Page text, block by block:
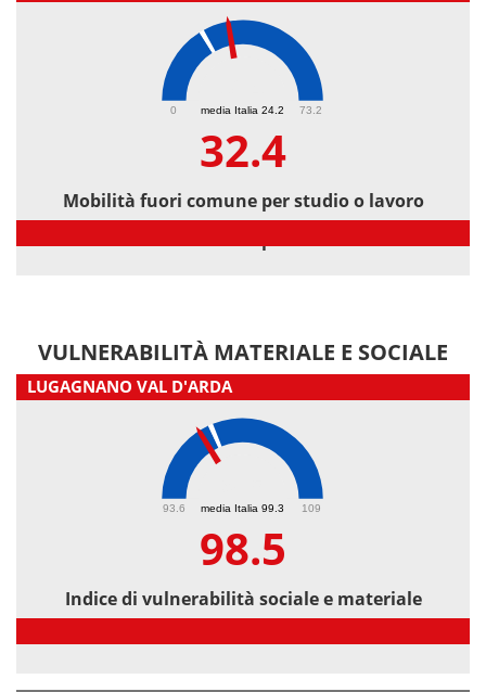
media Italia 24.2
0 73.2
32.4
Mobilità fuori comune per studio o lavoro
VULNERABILITÀ MATERIALE E SOCIALE
LUGAGNANO VAL D'ARDA
media Italia 99.3
93.6 109
98.5
Indice di vulnerabilità sociale e materiale